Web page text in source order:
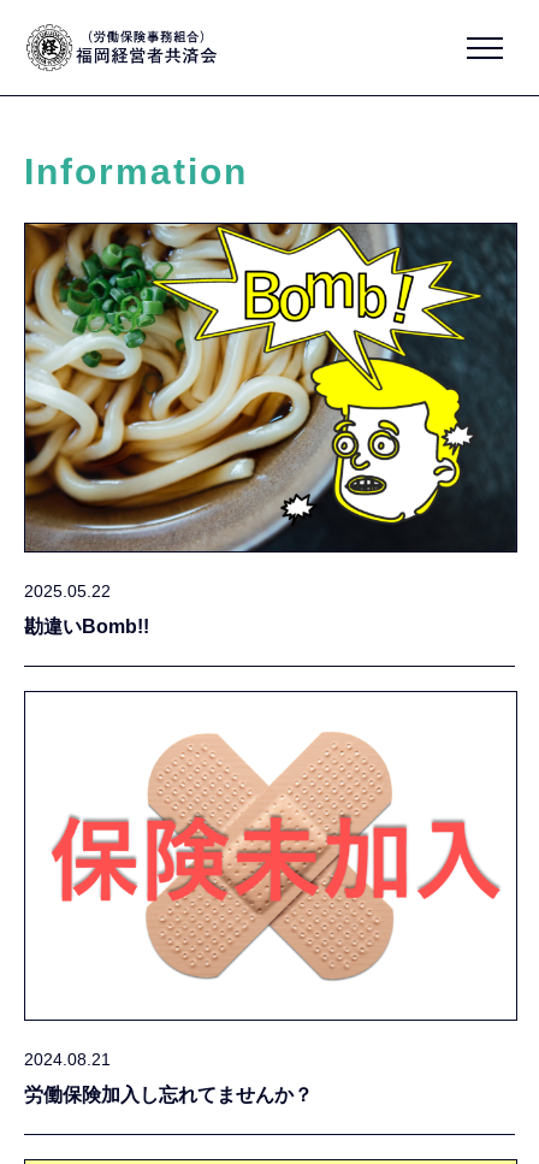
Information
2025.05.22
勘違いBomb!!
2024.08.21
労働保険加入し忘れてませんか？